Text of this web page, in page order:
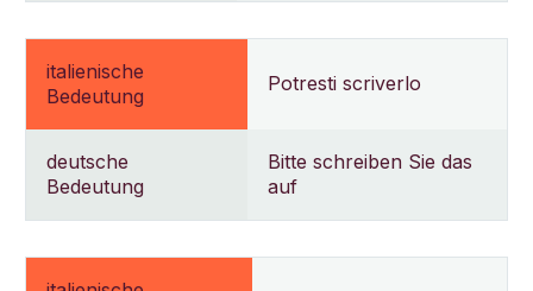
italienische
Bedeutung
Potresti scriverlo
deutsche
Bedeutung
Bitte schreiben Sie das
auf